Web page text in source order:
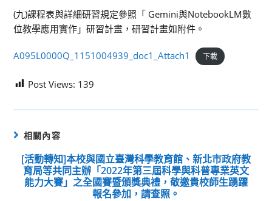
(九)課程表與詳細研習規定參照「 Gemini與NotebookLM數
位教學應用實作」研習計畫，研習計畫如附件。
A095L0000Q_1151004939_doc1_Attach1 下載
Post Views: 139
相關內容
[活動轉知]本校與國立臺灣科學教育館、新北市政府教
育局等共同主辦「2022年第三屆科學與科普專業英文
能力大賽」之全國賽暨頒獎典禮，敬邀貴校師生踴躍
報名參加，請查照。